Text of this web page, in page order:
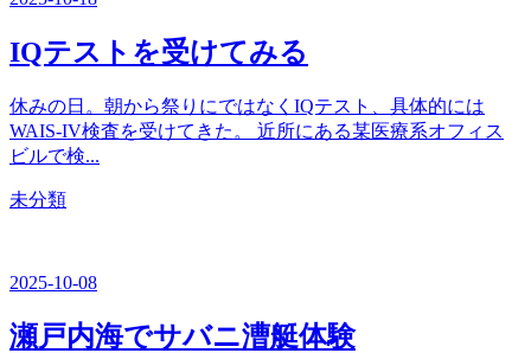
IQテストを受けてみる
休みの日。朝から祭りにではなくIQテスト、具体的には
WAIS-IV検査を受けてきた。 近所にある某医療系オフィス
ビルで検...
カ
リ
ー
未分類
2025-10-08
瀬戸内海でサバニ漕艇体験